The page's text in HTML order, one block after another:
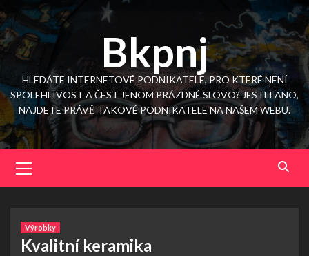
to
content
Bkpnj
HLEDÁTE INTERNETOVÉ PODNIKATELE, PRO KTERÉ NENÍ
SPOLEHLIVOST A ČEST JENOM PRÁZDNÉ SLOVO? JESTLI ANO,
NAJDETE PRÁVĚ TAKOVÉ PODNIKATELE NA NAŠEM WEBU.
Menu
Výrobky
Kvalitní keramika